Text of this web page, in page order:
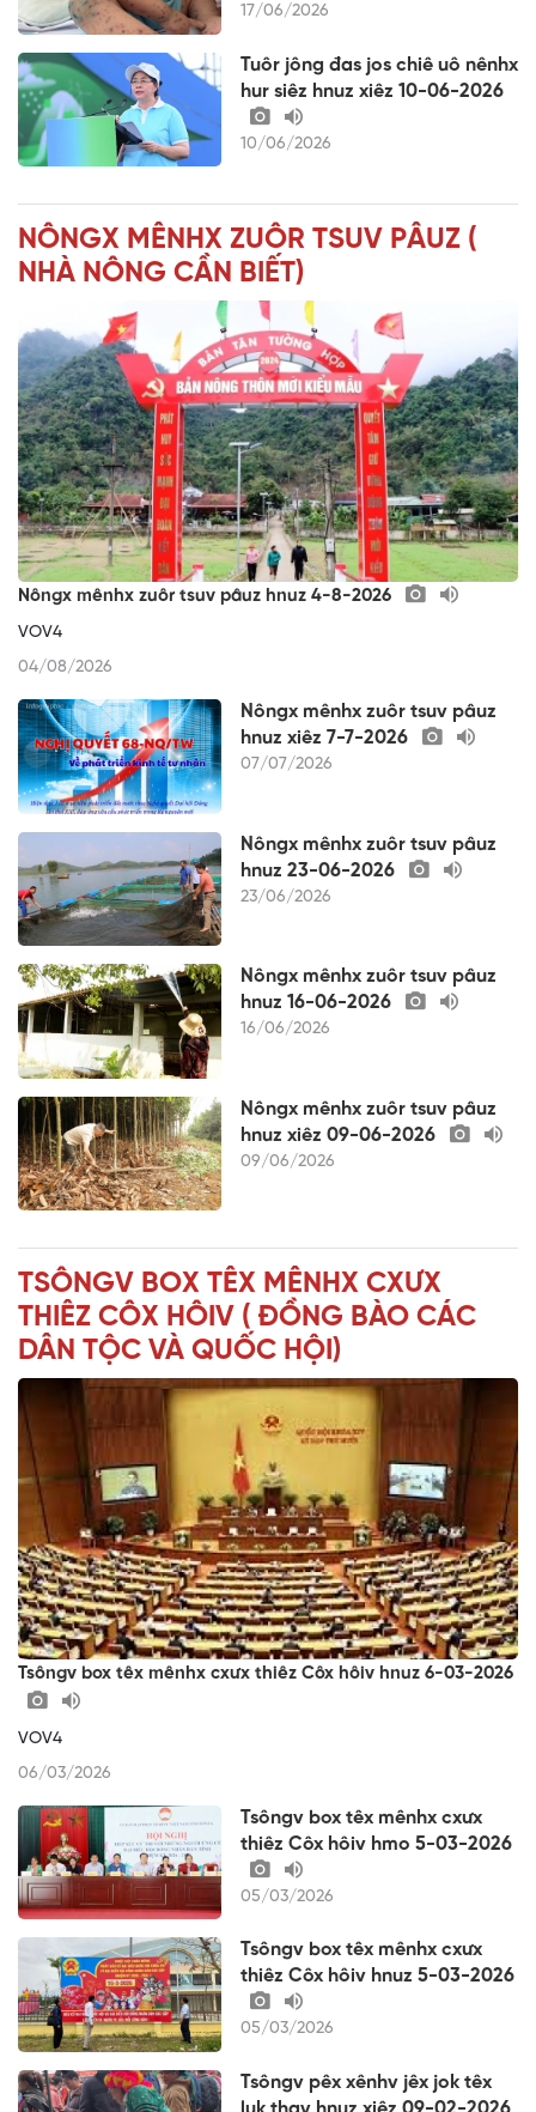
17/06/2026
Tuôr jông đas jos chiê uô nênhx
hur siêz hnuz xiêz 10-06-2026
10/06/2026
NÔNGX MÊNHX ZUÔR TSUV PÂUZ (
NHÀ NÔNG CẦN BIẾT)
Nôngx mênhx zuôr tsuv pâuz hnuz 4-8-2026
VOV4
04/08/2026
Nôngx mênhx zuôr tsuv pâuz
hnuz xiêz 7-7-2026
07/07/2026
Nôngx mênhx zuôr tsuv pâuz
hnuz 23-06-2026
23/06/2026
Nôngx mênhx zuôr tsuv pâuz
hnuz 16-06-2026
16/06/2026
Nôngx mênhx zuôr tsuv pâuz
hnuz xiêz 09-06-2026
09/06/2026
TSÔNGV BOX TÊX MÊNHX CXƯX
THIÊZ CÔX HÔIV ( ĐỒNG BÀO CÁC
DÂN TỘC VÀ QUỐC HỘI)
Tsôngv box têx mênhx cxưx thiêz Côx hôiv hnuz 6-03-2026
VOV4
06/03/2026
Tsôngv box têx mênhx cxưx
thiêz Côx hôiv hmo 5-03-2026
05/03/2026
Tsôngv box têx mênhx cxưx
thiêz Côx hôiv hnuz 5-03-2026
05/03/2026
Tsôngv pêx xênhv jêx jok têx